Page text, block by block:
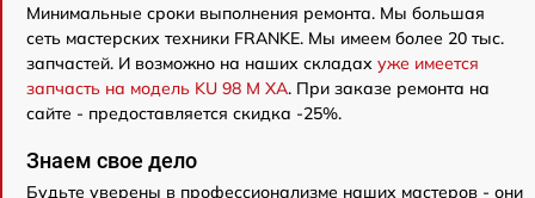
Минимальные сроки выполнения ремонта. Мы большая
сеть мастерских техники FRANKE. Мы имеем более 20 тыс.
запчастей. И возможно на наших складах уже имеется
запчасть на модель KU 98 M XA. При заказе ремонта на
сайте - предоставляется скидка -25%.
Знаем свое дело
Будьте уверены в профессионализме наших мастеров - они